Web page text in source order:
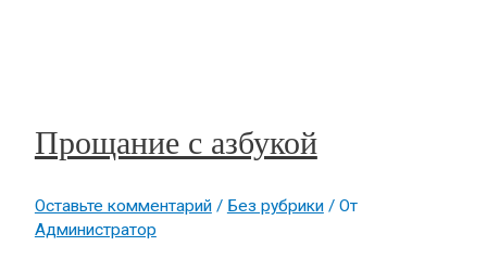
Прощание с азбукой
Оставьте комментарий / Без рубрики/ От
Администратор